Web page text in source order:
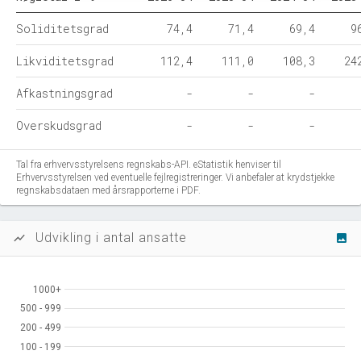
Soliditetsgrad 74,4 71,4 69,4
Likviditetsgrad 112,4 111,0 108,3
Afkastningsgrad - - -
Overskudsgrad - - -
Tal fra erhvervsstyrelsens regnskabs-API. eStatistik henviser til
Erhvervsstyrelsen ved eventuelle fejlregistreringer. Vi anbefaler at krydstjekke
regnskabsdataen med årsrapporterne i PDF.
show_chart Udvikling i antal ansatte image
100 - 199
100 - 199
200 - 499
200 - 499
500 - 999
500 - 999
1000+
1000+